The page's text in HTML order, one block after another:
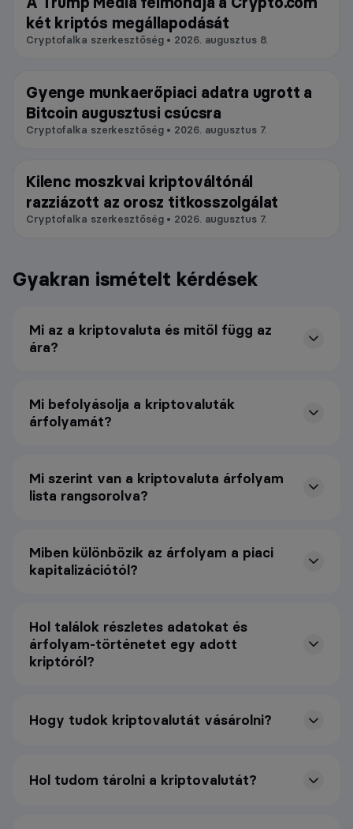
két kriptós megállapodását
Cryptofalka szerkesztőség • 2026. augusztus 8.
Bitcoin
Gyenge munkaerőpiaci adatra ugrott a
Bitcoin augusztusi csúcsra
Cryptofalka szerkesztőség • 2026. augusztus 7.
Kilenc moszkvai kriptováltónál
razziázott az orosz titkosszolgálat
Cryptofalka szerkesztőség • 2026. augusztus 7.
Gyakran ismételt kérdések
Mi az a kriptovaluta és mitől függ az
ára?
Mi befolyásolja a kriptovaluták
árfolyamát?
Mi szerint van a kriptovaluta árfolyam
lista rangsorolva?
Miben különbözik az árfolyam a piaci
kapitalizációtól?
Hol találok részletes adatokat és
árfolyam-történetet egy adott
kriptóról?
Hogy tudok kriptovalutát vásárolni?
Hol tudom tárolni a kriptovalutát?